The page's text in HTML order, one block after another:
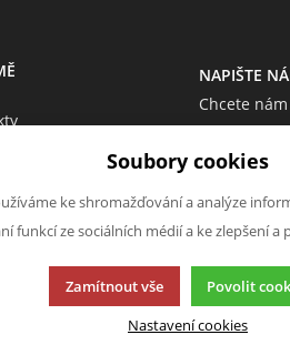
NAPIŠTE
Chcete
Neváhejte
Chci
Soubory cookies
ke shromažďování a analýze
funkcí ze sociálních médií a ke zlepšení
Zamítnout vše Povolit
Nastavení cookies